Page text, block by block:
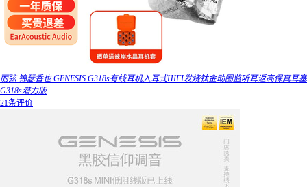
丽弦 锦瑟香也 GENESIS G318s有线耳机入耳式HIFI发烧钛金动圈监听耳返高保真耳塞
G318s潜力版
21条评价